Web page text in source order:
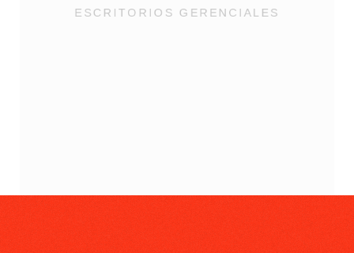
ESCRITORIOS GERENCIALES